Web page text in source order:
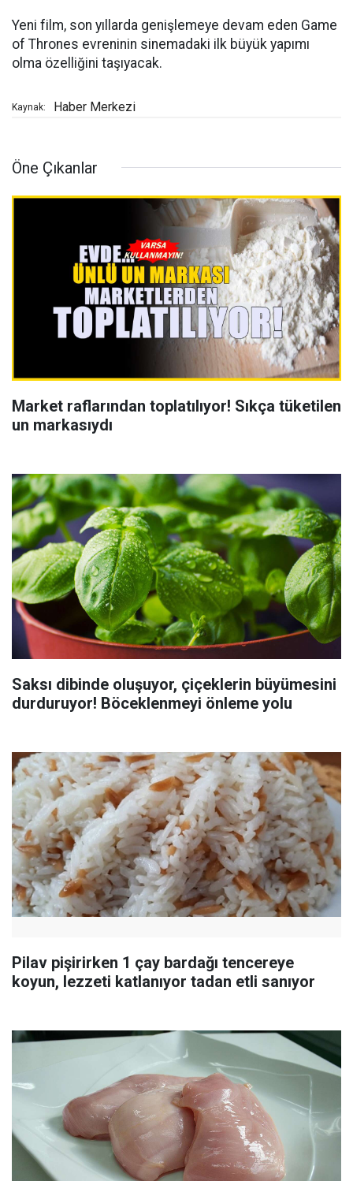
Yeni film, son yıllarda genişlemeye devam eden Game
of Thrones evreninin sinemadaki ilk büyük yapımı
olma özelliğini taşıyacak.
Kaynak: Haber Merkezi
Öne Çıkanlar
Market raflarından toplatılıyor! Sıkça tüketilen
un markasıydı
Saksı dibinde oluşuyor, çiçeklerin büyümesini
durduruyor! Böceklenmeyi önleme yolu
Pilav pişirirken 1 çay bardağı tencereye
koyun, lezzeti katlanıyor tadan etli sanıyor